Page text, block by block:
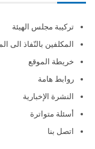
تركيبة مجلس الهيئة
المكلفين بالنّفاذ الى
خريطة الموقع
روابط هامة
النشرة الإخبارية
أسئلة متواترة
اتصل بنا